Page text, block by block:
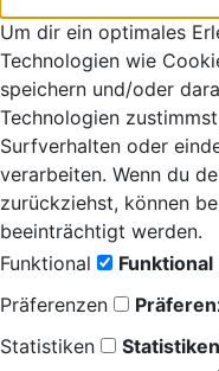
Um dir ein optimales
Technologien wie
speichern und/oder
Technologien
Surfverhalten oder
verarbeiten. Wenn du
zurückziehst, können
beeinträchtigt werden.
Funktional
Funktional
Präferenzen
Statistiken
Statistiken